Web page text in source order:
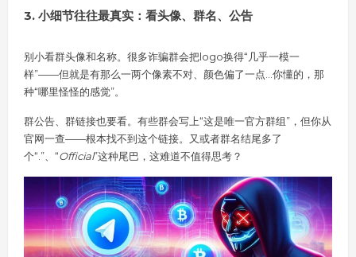
3. 小细节往往最真实：看头像、群名、公告
别小看群头像和名称。很多诈骗群会把logo换得“几乎一模一
样”——但就是有那么一两个像素不对、颜色偏了一点…你懂的，那
种“哪里怪怪的感觉”。
群公告、群链接也要看。有些群会写上“这是唯一官方群组”，但你从
官网一查——根本找不到这个链接。又或者群名结尾多了
个“.”、“Official”这种尾巴，这难道不值得思考？